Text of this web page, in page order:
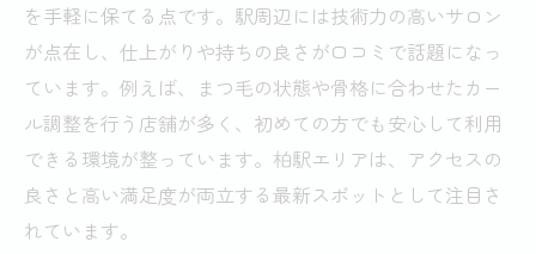
を手軽に保てる点です。駅周辺には技術力の高いサロン
が点在し、仕上がりや持ちの良さが口コミで話題になっ
ています。例えば、まつ毛の状態や骨格に合わせたカー
ル調整を行う店舗が多く、初めての方でも安心して利用
できる環境が整っています。柏駅エリアは、アクセスの
良さと高い満足度が両立する最新スポットとして注目さ
れています。